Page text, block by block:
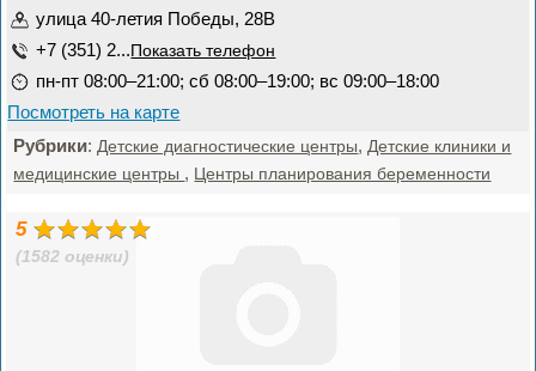
улица 40-летия Победы, 28В
+7 (351) 2... Показать телефон
пн-пт 08:00–21:00; сб 08:00–19:00; вс 09:00–18:00
Посмотреть на карте
Рубрики: Детские диагностические центры, Детские клиники и
медицинские центры , Центры планирования беременности
5
(1582 оценки)